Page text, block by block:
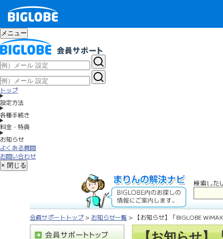
メニュー
トップ
設定方法
各種手続き
料金・特典
お知らせ
よくある質問
お問い合わせ
× 閉じる
検索した
会員サポートトップ > お知らせ一覧 > 【お知らせ】「BIGLOBE